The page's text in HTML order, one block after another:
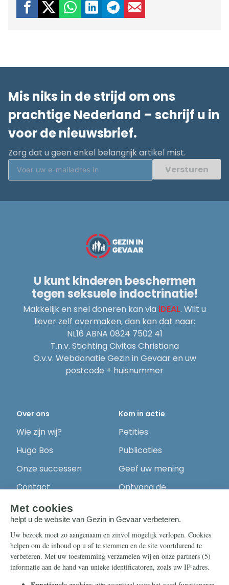
Mis niks in de strijd om ons
prachtige Nederland – schrijf u in
voor de nieuwsbrief.
Zorg dat u geen enkel belangrijk artikel mist.
Versturen
U kunt kinderen beschermen
tegen seksuele indoctrinatie!
Makkelijk en snel doneren kan via iDEAL. Wilt u
liever zelf overmaken, dan kan dat naar:
NL16 ABNA 0824 7502 41
T.n.v. Stichting Civitas Christiana
O.v.v. Webdonatie Gezin in Gevaar en uw
postcode + huisnummer
Over ons
Wie zijn wij?
Hugo Bos
Onze successen
Contact
Kom in actie
Petities
Publicaties
Geef uw mening
Ontvang de
Steun ons
Nieuwsbrief
Eenmalig
Info
Contact
Ontvang onze
Telegram-berichten